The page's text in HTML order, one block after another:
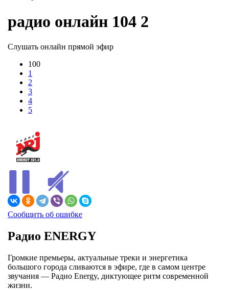
радио онлайн 104 2
Слушать онлайн прямой эфир
100
1
2
3
4
5
Сообщить об ошибке
Радио ENERGY
Громкие премьеры, актуальные треки и энергетика
большого города сливаются в эфире, где в самом центре
звучания — Радио Energy, диктующее ритм современной
жизни.